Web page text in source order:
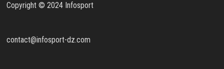
Copyright © 2024 Infosport
contact@infosport-dz.com